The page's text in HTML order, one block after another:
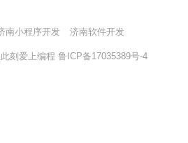
南小程序开发 济南软件开发
刻爱上编程 鲁ICP备17035389号-4